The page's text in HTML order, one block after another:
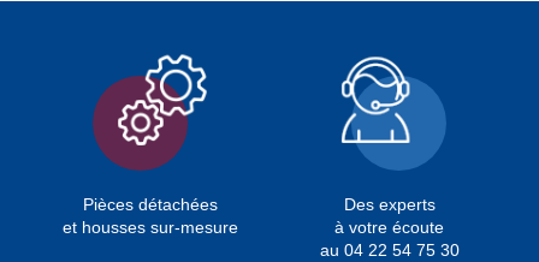
Pièces détachées
et housses sur-mesure
Des experts
à votre écoute
au 04 22 54 75 30